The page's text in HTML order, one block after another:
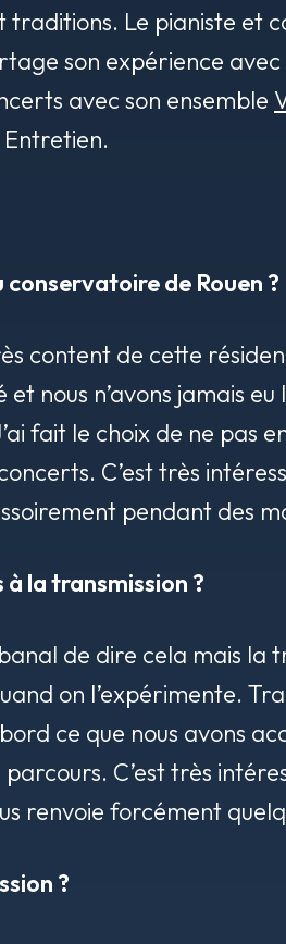
Le pianiste et
son expérience avec
avec son ensemble
Entretien.
de Rouen ?
content de cette
nous n’avons jamais
fait le choix de ne pas
C’est très
pendant des
la transmission ?
banal de dire cela mais
on l’expérimente.
ce que nous avons
C’est très
renvoie forcément
?